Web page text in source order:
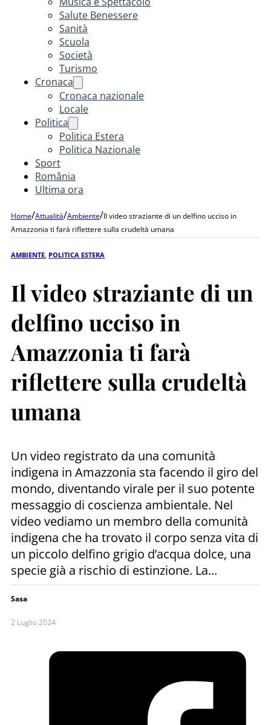
Salute Benessere
Sanità
Scuola
Società
Turismo
Cronaca
Cronaca nazionale
Locale
Politica
Politica Estera
Politica Nazionale
Sport
România
Ultima ora
Home/Attualità/Ambiente/Il video straziante di un delfino ucciso in
Amazzonia ti farà riflettere sulla crudeltà umana
AMBIENTE POLITICA ESTERA
Il video straziante di un
delfino ucciso in
Amazzonia ti farà
riflettere sulla crudeltà
umana
Un video registrato da una comunità
indigena in Amazzonia sta facendo il giro del
mondo, diventando virale per il suo potente
messaggio di coscienza ambientale. Nel
video vediamo un membro della comunità
indigena che ha trovato il corpo senza vita di
un piccolo delfino grigio d’acqua dolce, una
specie già a rischio di estinzione. La...
Sasa
2 Luglio 2024